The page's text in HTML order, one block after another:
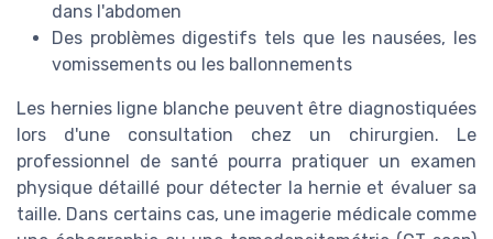
dans l'abdomen
Des problèmes digestifs tels que les nausées, les
vomissements ou les ballonnements
Les hernies ligne blanche peuvent être diagnostiquées
lors d'une consultation chez un chirurgien. Le
professionnel de santé pourra pratiquer un examen
physique détaillé pour détecter la hernie et évaluer sa
taille. Dans certains cas, une imagerie médicale comme